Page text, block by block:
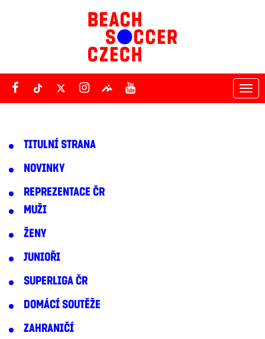
TITULNÍ STRANA
NOVINKY
REPREZENTACE ČR
MUŽI
ŽENY
JUNIOŘI
SUPERLIGA ČR
DOMÁCÍ SOUTĚŽE
ZAHRANIČÍ